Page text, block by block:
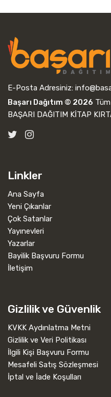
E-Posta Adresiniz:
Başarı Dağıtım © 2026 Tüm
BAŞARI DAĞITIM KİTAP
Linkler
Ana Sayfa
Yeni Çıkanlar
Çok Satanlar
Yayınevleri
Yazarlar
Bayilik Başvuru Formu
İletişim
Gizlilik ve Güvenlik
KVKK Aydınlatma Metni
Gizlilik ve Veri Politikası
İlgili Kişi Başvuru Formu
Mesafeli Satış Sözleşmesi
İptal ve İade Koşulları